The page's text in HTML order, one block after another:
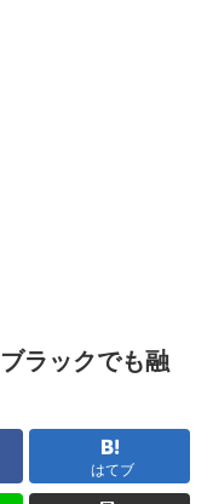
ラックでも融
はてブ